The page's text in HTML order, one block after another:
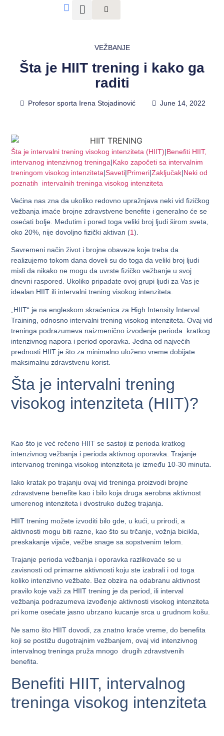
VEŽBANJE
Šta je HIIT trening i kako ga
raditi
Profesor sporta Irena Stojadinović June 14, 2022
Šta je intervalni trening visokog intenziteta (HIIT)|Benefiti HIIT,
intervanog intenzivnog treninga|Kako započeti sa intervalnim
treningom visokog intenziteta|Saveti|Primeri|Zaključak|Neki od
poznatih intervalnih treninga visokog intenziteta
Većina nas zna da ukoliko redovno upražnjava neki vid fizičkog
vežbanja imaće brojne zdravstvene benefite i generalno će se
osećati bolje. Međutim i pored toga veliki broj ljudi širom sveta,
oko 20%, nije dovoljno fizički aktivan (1).
Savremeni način život i brojne obaveze koje treba da
realizujemo tokom dana doveli su do toga da veliki broj ljudi
misli da nikako ne mogu da uvrste fizičko vežbanje u svoj
dnevni raspored. Ukoliko pripadate ovoj grupi ljudi za Vas je
idealan HIIT ili intervalni trening visokog intenziteta.
„HIIT“ je na engleskom skraćenica za High Intensity Interval
Training, odnosno intervalni trening visokog intenziteta. Ovaj vid
treninga podrazumeva naizmenično izvođenje perioda kratkog
intenzivnog napora i period oporavka. Jedna od najvećih
prednosti HIIT je što za minimalno uloženo vreme dobijate
maksimalnu zdravstvenu korist.
Šta je intervalni trening
visokog intenziteta (HIIT)?
Kao što je već rečeno HIIT se sastoji iz perioda kratkog
intenzivnog vežbanja i perioda aktivnog oporavka. Trajanje
intervanog treninga visokog intenziteta je između 10-30 minuta.
Iako kratak po trajanju ovaj vid treninga proizvodi brojne
zdravstvene benefite kao i bilo koja druga aerobna aktivnost
umerenog intenziteta i dvostruko dužeg trajanja.
HIIT trening možete izvoditi bilo gde, u kući, u prirodi, a
aktivnosti mogu biti razne, kao što su trčanje, vožnja bicikla,
preskakanje vijače, vežbe snage sa sopstvenim telom.
Trajanje perioda vežbanja i oporavka razlikovaće se u
zavisnosti od primarne aktivnosti koju ste izabrali i od toga
koliko intenzivno vežbate. Bez obzira na odabranu aktivnost
pravilo koje važi za HIIT trening je da period, ili interval
vežbanja podrazumeva izvođenje aktivnosti visokog intenziteta
pri kome osećate jasno ubrzano kucanje srca u grudnom košu.
Ne samo što HIIT dovodi, za znatno kraće vreme, do benefita
koji se postižu dugotrajnim vežbanjem, ovaj vid intenzivnog
intervalnog treninga pruža mnogo drugih zdravstvenih
benefita.
Benefiti HIIT, intervalnog
treninga visokog intenziteta